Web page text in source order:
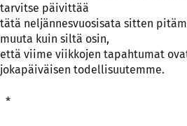
tarvitse päivittää
tätä neljännesvuosisata sitten
muuta kuin siltä osin,
että viime viikkojen tapahtumat
jokapäiväisen todellisuutemme.
*